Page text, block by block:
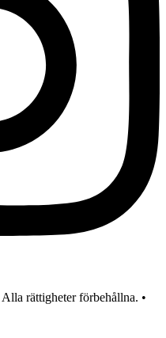
rättigheter förbehållna. •